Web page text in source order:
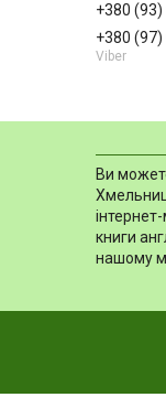
+380
+380
Viber
Ви
книги
нашому